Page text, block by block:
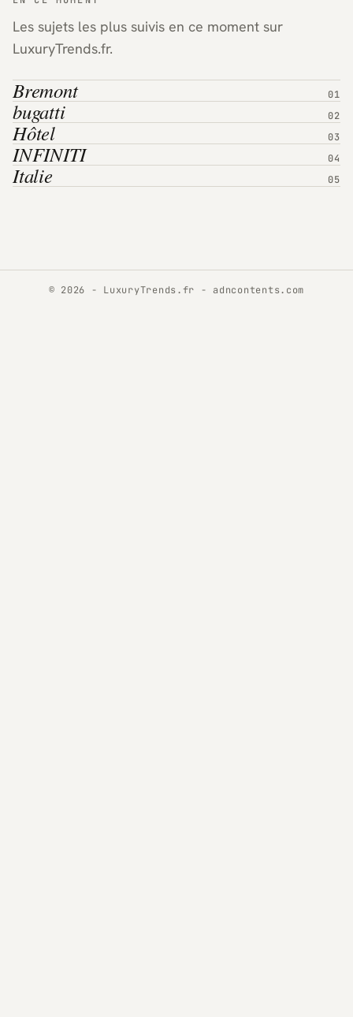
Les sujets les plus suivis en ce moment sur
LuxuryTrends.fr.
Bremont
bugatti
Hôtel
INFINITI
Italie
© 2026 - LuxuryTrends.fr - adncontents.com